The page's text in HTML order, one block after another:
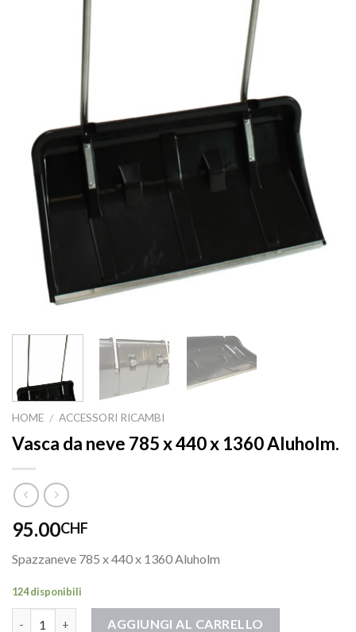
HOME / ACCESSORI RICAMBI
Vasca da neve 785 x 440 x 1360 Aluholm.
95.00CHF
Spazzaneve 785 x 440 x 1360 Aluholm
124 disponibili
AGGIUNGI AL CARRELLO